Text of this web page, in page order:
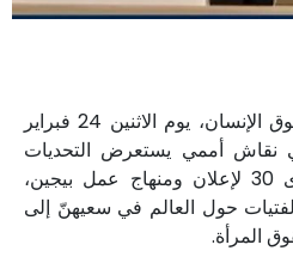
ألقى المجلس الوطني لحقوق الإنسان، يوم الاثنين 24 فبراير
نقاش أممي يستعرض التحديات
والإنجازات بمناسبة الذكرى 30 لإعلان ومنهاج عمل بيجين،
حول العالم في سعيهنّ إلى
المرأة.